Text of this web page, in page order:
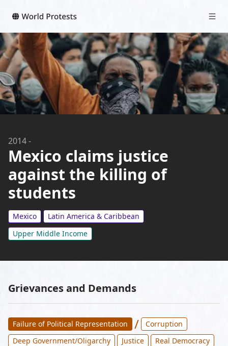
2014-
Mexico claims justice
against the killing of
students
Mexico
Latin America & Caribbean
Upper Middle Income
Grievances and Demands
Failure of Political Representation /
Corruption
Deep Government/Oligarchy
Justice Real Democracy